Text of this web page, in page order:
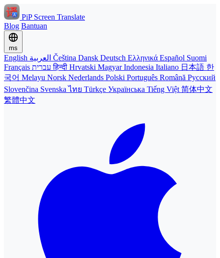
PiP Screen Translate
Blog Bantuan
ms
English Čeština Dansk Deutsch Ελληνικά Español Suomi
Français
עבריתहिन्दी Hrvatski MagyarIndonesia Italiano 日本語 한
국어 Melayu Norsk Nederlands Polski Português Română Русский
Slovenčina Svenskaไทย Türkçe Українська Tiếng Việt 简体中文
繁體中文